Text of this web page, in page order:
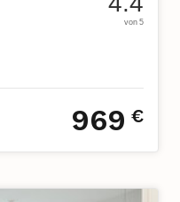
von 5
969 €